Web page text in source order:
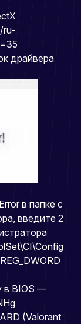
ru-
драйвера
в папке с
введите 2
в BIOS —
(Valorant